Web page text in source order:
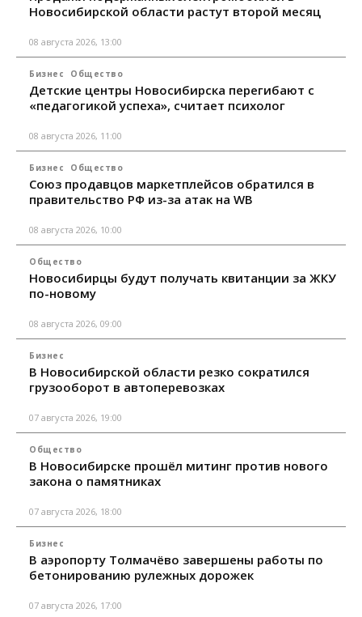
Новосибирской области растут второй месяц
08 августа 2026, 13:00
Бизнес Общество
Детские центры Новосибирска перегибают с
«педагогикой успеха», считает психолог
08 августа 2026, 11:00
Бизнес Общество
Союз продавцов маркетплейсов обратился в
правительство РФ из-за атак на WB
08 августа 2026, 10:00
Общество
Новосибирцы будут получать квитанции за ЖКУ
по-новому
08 августа 2026, 09:00
Бизнес
В Новосибирской области резко сократился
грузооборот в автоперевозках
07 августа 2026, 19:00
Общество
В Новосибирске прошёл митинг против нового
закона о памятниках
07 августа 2026, 18:00
Бизнес
В аэропорту Толмачёво завершены работы по
бетонированию рулежных дорожек
07 августа 2026, 17:00